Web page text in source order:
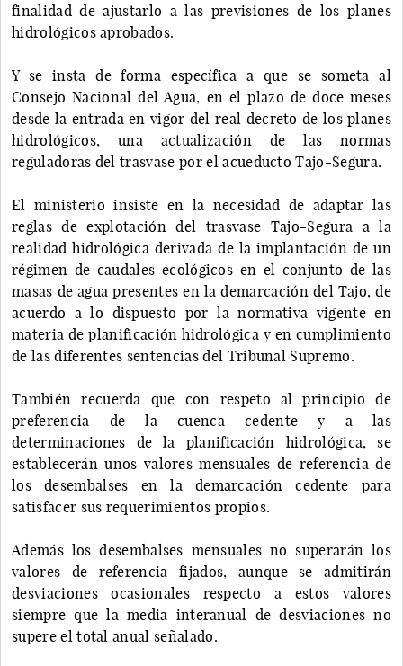
finalidad de ajustarlo a las previsiones de los planes
hidrológicos aprobados.
Y se insta de forma específica a que se someta al
Consejo Nacional del Agua, en el plazo de doce meses
desde la entrada en vigor del real decreto de los planes
hidrológicos, una actualización de las normas
reguladoras del trasvase por el acueducto Tajo-Segura.
El ministerio insiste en la necesidad de adaptar las
reglas de explotación del trasvase Tajo-Segura a la
realidad hidrológica derivada de la implantación de un
régimen de caudales ecológicos en el conjunto de las
masas de agua presentes en la demarcación del Tajo, de
acuerdo a lo dispuesto por la normativa vigente en
materia de planificación hidrológica y en cumplimiento
de las diferentes sentencias del Tribunal Supremo.
También recuerda que con respeto al principio de
preferencia de la cuenca cedente y a las
determinaciones de la planificación hidrológica, se
establecerán unos valores mensuales de referencia de
los desembalses en la demarcación cedente para
satisfacer sus requerimientos propios.
Además los desembalses mensuales no superarán los
valores de referencia fijados, aunque se admitirán
desviaciones ocasionales respecto a estos valores
siempre que la media interanual de desviaciones no
supere el total anual señalado.